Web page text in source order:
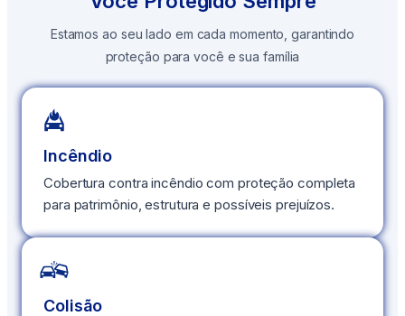
Estamos ao seu lado em cada momento, garantindo
proteção para você e sua família
Incêndio
Cobertura contra incêndio com proteção completa
para patrimônio, estrutura e possíveis prejuízos.
Colisão